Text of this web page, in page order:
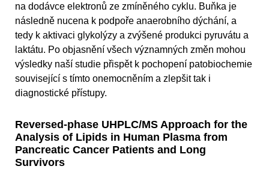
na dodávce elektronů ze zmíněného cyklu. Buňka je
následně nucena k podpoře anaerobního dýchání, a
tedy k aktivaci glykolýzy a zvýšené produkci pyruvátu a
laktátu. Po objasnění všech významných změn mohou
výsledky naší studie přispět k pochopení patobiochemie
související s tímto onemocněním a zlepšit tak i
diagnostické přístupy.
Reversed-phase UHPLC/MS Approach for the
Analysis of Lipids in Human Plasma from
Pancreatic Cancer Patients and Long
Survivors